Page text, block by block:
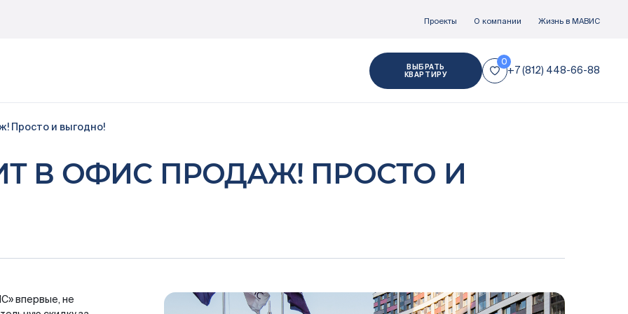
Проекты О компании Жизнь в МАВИС
ВЫБРАТЬ
КВАРТИРУ
+7 (812) 448-66-88
Способы покупки
Ипотека
100% оплата
Просто и выгодно!
В ОФИС ПРОДАЖ! ПРОСТО И
впервые, не